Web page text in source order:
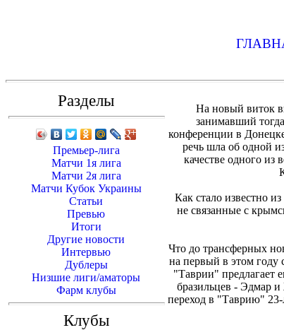
Разделы
Премьер-лига
Матчи 1я лига
Матчи 2я лига
Матчи Кубок Украины
Статьи
Превью
Итоги
Другие новости
Интервью
Дублеры
Низшие лиги/аматоры
Фарм клубы
Клубы
На новый виток
занимавший
конференции в
речь шла об одной
качестве одного из
Как стало известно
не связанные с
Что до трансферных
на первый в этом году
"Таврии" предлагает
бразильцев - Эдмар
переход в "Таврию" 23-